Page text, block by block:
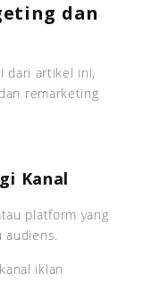
dan
dari artikel ini,
remarketing
Kanal
platform yang
audiens.
iklan